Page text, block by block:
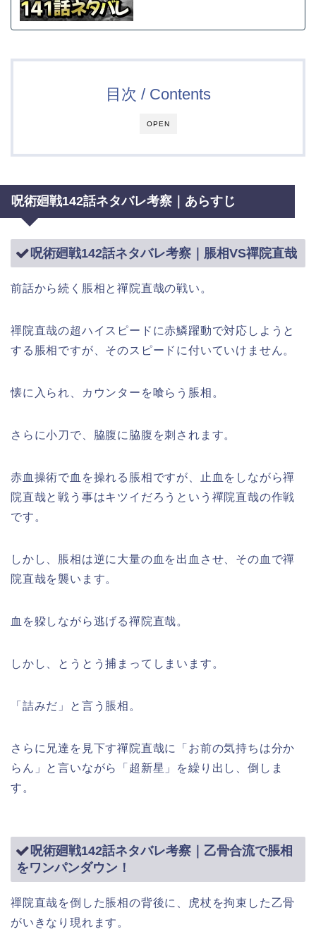
OPEN
目次 / Contents
呪術廻戦142話ネタバレ考察｜あらすじ
呪術廻戦142話ネタバレ考察｜脹相VS禪院直哉
前話から続く脹相と禪院直哉の戦い。
禪院直哉の超ハイスピードに赤鱗躍動で対応しようと
する脹相ですが、そのスピードに付いていけません。
懐に入られ、カウンターを喰らう脹相。
さらに小刀で、脇腹に脇腹を刺されます。
赤血操術で血を操れる脹相ですが、止血をしながら禪
院直哉と戦う事はキツイだろうという禪院直哉の作戦
です。
しかし、脹相は逆に大量の血を出血させ、その血で禪
院直哉を襲います。
血を躱しながら逃げる禪院直哉。
しかし、とうとう捕まってしまいます。
「詰みだ」と言う脹相。
さらに兄達を見下す禪院直哉に「お前の気持ちは分か
らん」と言いながら「超新星」を繰り出し、倒しま
す。
呪術廻戦142話ネタバレ考察｜乙骨合流で脹相
をワンパンダウン！
禪院直哉を倒した脹相の背後に、虎杖を拘束した乙骨
がいきなり現れます。